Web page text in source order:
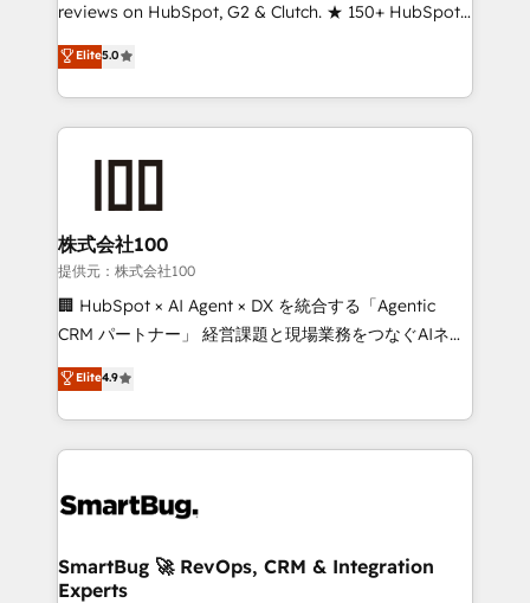
reviews on HubSpot, G2 & Clutch. ★ 150+ HubSpot
Certified Experts & Trainers across the team ★
1,500+ implementations across five continents ★ AI-
First, RevOps-led, Onboarding obsessed ★
Company of the Year 2024/25 INSIDEA helps
and build AI-powered workflows that drive adoption
from week one, in your time zone. What we do ➤
Onboarding: Live in weeks, with workflows built
around your business, not a template. ➤ Migration:
Move from any legacy CRM. Zero downtime, full data
run your revenue process. Sales, marketing, and
service wired together. ➤ AI and Integrations: Layer
tune-ups, feature rollouts, adoption coaching. Buying
HubSpot, switching to it, or reviving a stale portal?
We are built for the work.
Elite5.0
株式会社100
提供元：株式会社100
🏢 HubSpot × AI Agent × DX を統合する「Agentic
CRM パートナー」 経営課題と現場業務をつなぐAIネイ
ティブ・エージェンシーとして、HubSpot Eliteの実装
力で顧客フロント業務を再設計します。 💡 100inc は何
をする会社か？ HubSpotを共通基盤に、AIエージェン
トを組み込んだ顧客フロント業務（マーケティング・営
ィブ・エージェンシーです。事業部・グループ会社・部
を、CRMを軸とした全社共通基盤に再構築します。意
思決定者・PMO・現場担当者に並走します。 1️⃣
Elite4.9
SmartBug 🚀 RevOps, CRM & Integration
Experts